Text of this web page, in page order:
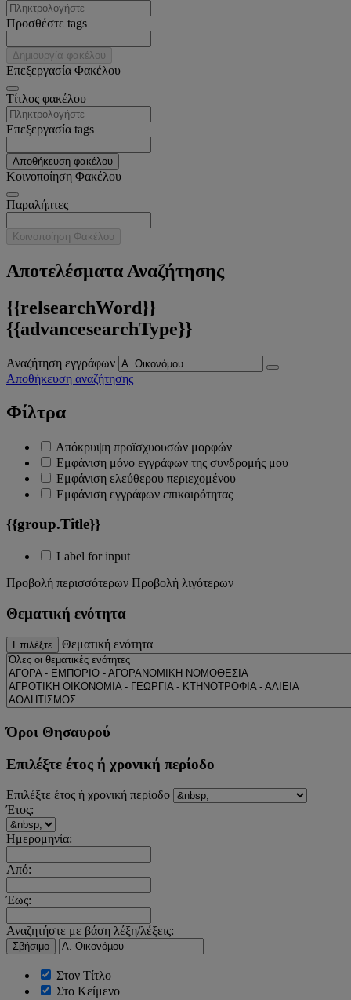
Προσθέστε tags
Δημιουργία φακέλου
Επεξεργασία Φακέλου
Tίτλος φακέλου
Επεξεργασία tags
Αποθήκευση φακέλου
Κοινοποίηση Φακέλου
Παραλήπτες
Κοινοποίηση Φακέλου
Αποτελέσματα Αναζήτησης
{{relsearchWord}}
{{advancesearchType}}
Αναζήτηση εγγράφων
Αποθήκευση αναζήτησης
Φίλτρα
Απόκρυψη προϊσχυουσών μορφών
Εμφάνιση μόνο εγγράφων της συνδρομής μου
Εμφάνιση ελεύθερου περιεχομένου
Εμφάνιση εγγράφων επικαιρότητας
{{group.Title}}
Label for input
Προβολή περισσότερων Προβολή λιγότερων
Θεματική ενότητα
Επιλέξτε Θεματική ενότητα
Όροι Θησαυρού
Επιλέξτε έτος ή χρονική περίοδο
Επιλέξτε έτος ή χρονική περίοδο
Έτος:
Ημερομηνία:
Από:
Έως:
Αναζητήστε με βάση λέξη/λέξεις:
Σβήσιμο
Στον Τίτλο
Στο Κείμενο